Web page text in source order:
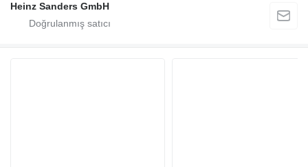
Heinz Sanders GmbH